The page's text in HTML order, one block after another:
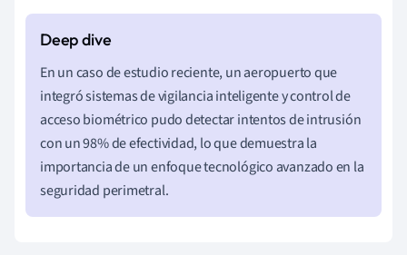
En un caso de estudio reciente, un aeropuerto que
integró sistemas de vigilancia inteligente y control de
acceso biométrico pudo detectar intentos de intrusión
con un 98% de efectividad, lo que demuestra la
importancia de un enfoque tecnológico avanzado en la
seguridad perimetral.